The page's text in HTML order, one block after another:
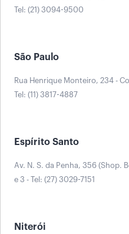
Tel: (21) 3094-9500
São Paulo
Rua Henrique Monteiro, 234 -
Tel: (11) 3817-4887
Espírito Santo
Av. N. S. da Penha, 356 (Shop.
e 3 - Tel: (27) 3029-7151
Niterói